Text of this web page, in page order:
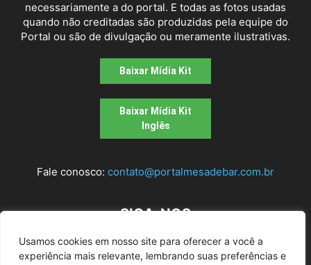
Usamos cookies em nosso site para oferecer a você a
experiência mais relevante, lembrando suas preferências e
necessariamente a do portal. E todas as fotos usadas
quando não creditadas são produzidas pela equipe do
Portal ou são de divulgação ou meramente ilustrativas.
Baixar Mídia Kit
Baixar Mídia Kit
Inglês
Fale conosco: contato@portalmesadebar.com.br
SIGA-NOS